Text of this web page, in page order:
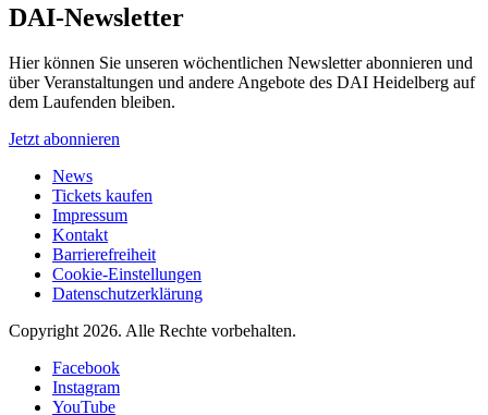
DAI-Newsletter
Hier können Sie unseren wöchentlichen Newsletter abonnieren und
über Veranstaltungen und andere Angebote des DAI Heidelberg auf
dem Laufenden bleiben.
Jetzt abonnieren
News
Tickets kaufen
Impressum
Kontakt
Barrierefreiheit
Cookie-Einstellungen
Datenschutzerklärung
Copyright 2026. Alle Rechte vorbehalten.
Facebook
Instagram
YouTube